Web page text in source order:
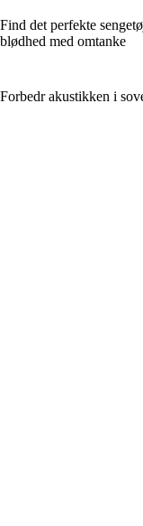
Find det perfekte
blødhed med omtanke
Forbedr akustikken i